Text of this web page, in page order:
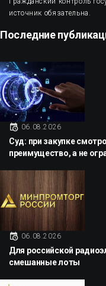
источник обязательна.
Последние
06.08.2026
Суд: при закупке
преимущество, а не
06.08.2026
Для российской
смешанные лоты